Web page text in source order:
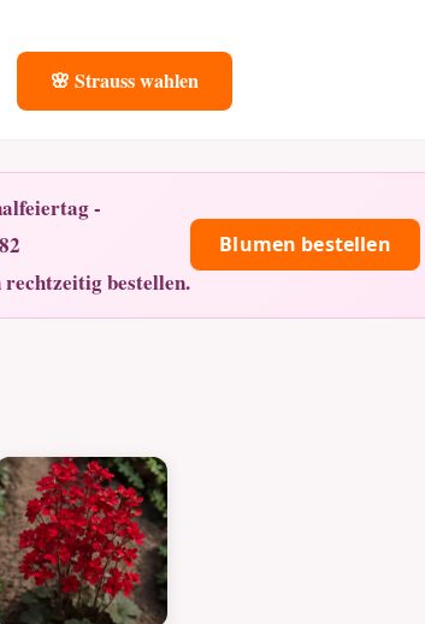
🌸 Strauss wahlen
-
82
bestellen.
Blumen bestellen